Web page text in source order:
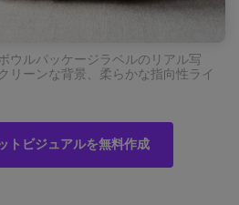
ウルパッケージラベルのリアル写
リーンな背景、柔らかな指向性ライ
トビジュアルを無料作成